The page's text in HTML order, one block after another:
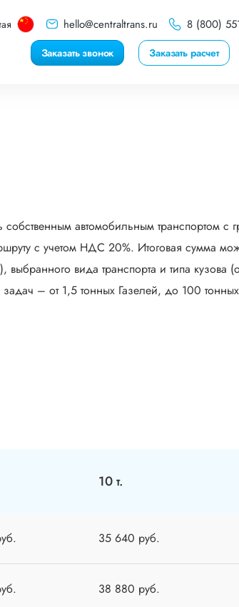
hello@centraltrans.ru 8 (800)
Заказать звонок Заказать расчет
автомобильным транспортом с
с учетом НДС 20%. Итоговая сумма
вида транспорта и типа кузова
– от 1,5 тонных Газелей, до 100
10 т.
35 640 руб.
38 880 руб.